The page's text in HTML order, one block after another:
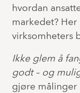
hvordan
markedet?
virksomheters
Ikke glem å
godt – og
gjøre målinger